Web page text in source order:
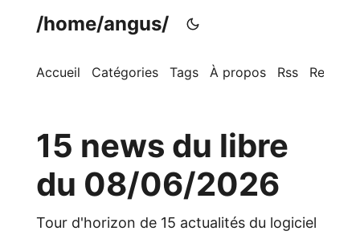
/home/angus/
Accueil Catégories Tags À propos Rss
15 news du libre
du 08/06/2026
Tour d'horizon de 15 actualités du logiciel